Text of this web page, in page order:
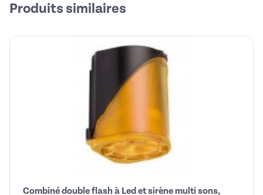
Produits similaires
Combiné double flash à Led et sirène multi sons,